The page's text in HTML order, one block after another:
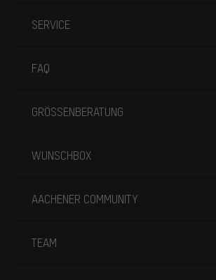
SERVICE
FAQ
GRÖSSENBERATUNG
WUNSCHBOX
AACHENER COMMUNITY
TEAM